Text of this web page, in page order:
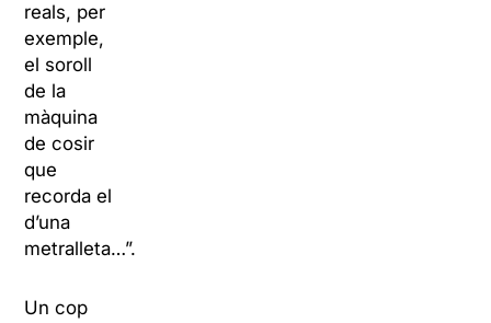
reals, per
exemple,
el soroll
de la
màquina
de cosir
que
recorda el
d’una
metralleta…”.
Un cop